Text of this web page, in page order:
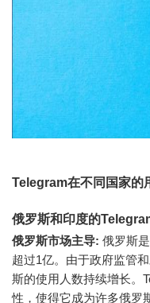
Telegram在不同国家的
俄罗斯和印度的
俄罗斯市场主导: 俄罗斯
超过1亿。由于政府监管
斯的使用人数持续增长。
性，使得它成为许多俄罗